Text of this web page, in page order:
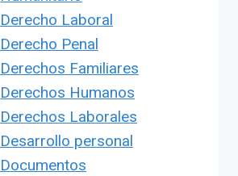
Derecho Laboral
Derecho Penal
Derechos Familiares
Derechos Humanos
Derechos Laborales
Desarrollo personal
Documentos